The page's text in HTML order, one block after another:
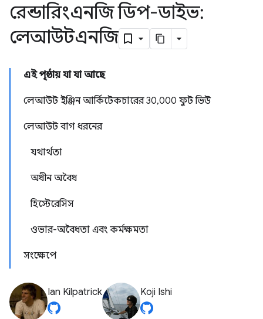
রেন্ডারিংএনজি ডিপ-ডাইভ:
লেআউটএনজি
এই পৃষ্ঠায় যা যা আছে
লেআউট ইঞ্জিন আর্কিটেকচারের 30,000 ফুট ভিউ
লেআউট বাগ ধরনের
যথার্থতা
অধীন অবৈধ
হিস্টেরেসিস
ওভার-অবৈধতা এবং কর্মক্ষমতা
সংক্ষেপে
Ian Kilpatrick Koji Ishi